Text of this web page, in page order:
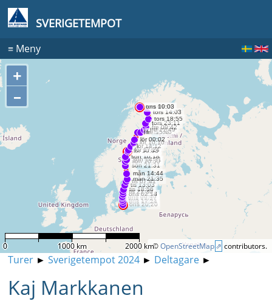
SVERIGETEMPOT
≡Meny
+
–
©OpenStreetMap contributors.
0 1000 km 2000 km
Turer► Sverigetempot 2024► Deltagare►
Kaj Markkanen